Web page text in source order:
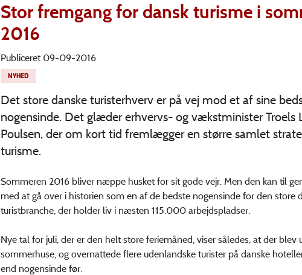
Stor fremgang for dansk turisme i
2016
Publiceret 09-09-2016
NYHED
Det store danske turisterhverv er på vej mod et af sine
nogensinde. Det glæder erhvervs- og vækstminister Troels
Poulsen, der om kort tid fremlægger en større samlet
turisme.
Sommeren 2016 bliver næppe husket for sit gode vejr. Men den kan til
med at gå over i historien som en af de bedste nogensinde for den store
turistbranche, der holder liv i næsten 115.000 arbejdspladser.
Nye tal for juli, der er den helt store feriemåned, viser således, at der blev
sommerhuse, og overnattede flere udenlandske turister på danske
end nogensinde før.